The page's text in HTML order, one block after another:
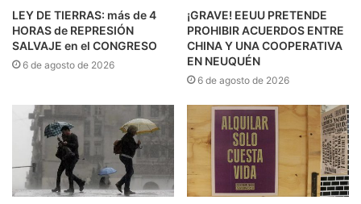
LEY DE TIERRAS: más de 4
HORAS de REPRESIÓN
SALVAJE en el CONGRESO
6 de agosto de 2026
¡GRAVE! EEUU PRETENDE
PROHIBIR ACUERDOS ENTRE
CHINA Y UNA COOPERATIVA
EN NEUQUÉN
6 de agosto de 2026